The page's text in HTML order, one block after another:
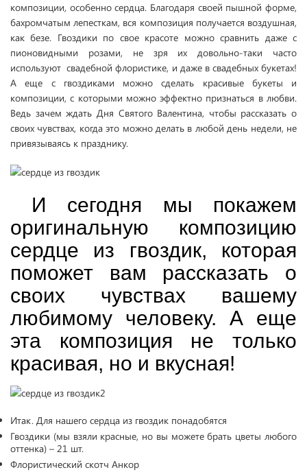
композиции, особенно сердца. Благодаря своей пышной форме,
бахромчатым лепесткам, вся композиция получается воздушная,
как безе. Гвоздики по свое красоте можно сравнить даже с
пионовидными розами, не зря их довольно-таки часто
используют свадебной флористике, и даже в свадебных букетах!
А еще с гвоздиками можно сделать красивые букеты и
композиции, с которыми можно эффектно признаться в любви.
Ведь зачем ждать Дня Святого Валентина, чтобы рассказать о
своих чувствах, когда это можно делать в любой день недели, не
привязываясь к празднику.
И сегодня мы покажем
оригинальную композицию
сердце из гвоздик, которая
поможет вам рассказать о
своих чувствах вашему
любимому человеку. А еще
эта композиция не только
красивая, но и вкусная!
Итак. Для нашего сердца из гвоздик понадобятся
Гвоздики (мы взяли красные, но вы можете брать цветы любого
оттенка) – 21 шт.
Флористический скотч Анкор